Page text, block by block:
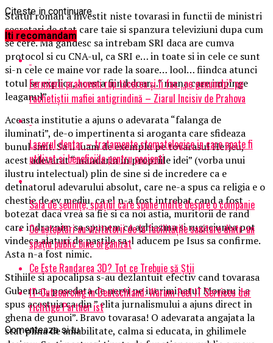
Statul roman a investit niste tovarasi in functii de ministri
secretari de stat care taie si spanzura televiziuni dupa cum
se cere. Ma gandesc sa intrebam SRI daca are cumva
protocol si cu CNA-ul, ca SRI e… in toate si in cele ce sunt
si-n cele ce maine vor rade la soare… lool… fiindca atunci
totul se explica, acesta fiind doar…” mana care impinge
leaganul”.
Aceasta institutie a ajuns o adevarata “falanga de
iluminati”, de-o impertinenta si aroganta care sfideaza
bunul simt. Sa il luam de exemplu pe tovarasul Herjeu,
acest adevarat “mandarin in propriile idei” (vorba unui
ilustru intelectual) plin de sine si de incredere ca e
detinatorul adevarului absolut, care ne-a spus ca religia e o
chestie de ev mediu, ca el n-a fost intrebat cand a fost
botezat daca vrea sa fie si ca noi astia, muritorii de rand
care indraznim sa spunem ca aghiazma si rugaciunea pot
vindeca alaturi de pastile sa-l aducem pe Isus sa confirme.
Asta n-a fost nimic.
Stihiile si apocalipsa s-au dezlantuit efectiv cand tovarasa
Gubernat, posedata de nervi pe incriminatul Moraru i-a
spus acestuia ca din ” elita jurnalismului a ajuns direct in
ghena de gunoi”. Bravo tovarasa! O adevarata angajata la
stat plina de amabilitate, calma si educata, in ghilimele
Citeste in continuare
Iti recomandam
Fermierii prahoveni rup tăcerea și îi fac „pe genunchi” pe
rachetiștii mafiei antigrindină – Ziarul Incisiv de Prahova
Laserul dentar – tratamente stomatologice in care poate fi
utilizat si beneficiile pentru pacienti
Sala de ședințe, spațiul care spune multe despre o companie
Ce așteptări au vizitatorii de la facilitățile sanitare dintr-un
spațiu public bine organizat
Ce Este Randarea 3D? Tot ce Trebuie să Știi
IT-Outsourcing in Deutschland: Warum Feel IT Services der
richtige Partner ist
Comenteaza si tu